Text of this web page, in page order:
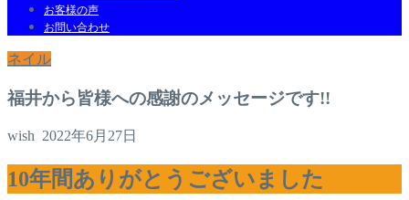
お客様の声
お問い合わせ
ネイル
福井から皆様への感謝のメッセージです!!
wish 2022年6月27日
10年間ありがとうございました